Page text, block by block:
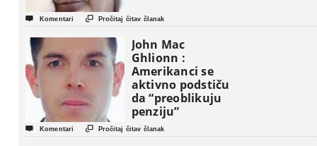
 Komentari  Pročitaj čitav članak
John Mac
Ghlionn :
Amerikanci se
aktivno podstiču
da “preoblikuju
penziju”
 Komentari  Pročitaj čitav članak